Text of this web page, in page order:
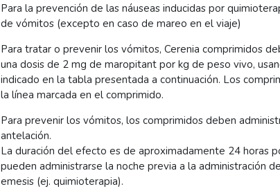
Para la prevención de las náuseas inducidas por
de vómitos (excepto en caso de mareo en el viaje)
Para tratar o prevenir los vómitos, Cerenia comprimidos
una dosis de 2 mg de maropitant por kg de peso vivo,
indicado en la tabla presentada a continuación. Los
la línea marcada en el comprimido.
Para prevenir los vómitos, los comprimidos deben
antelación.
La duración del efecto es de aproximadamente 24 horas
pueden administrarse la noche previa a la administración
emesis (ej. quimioterapia).